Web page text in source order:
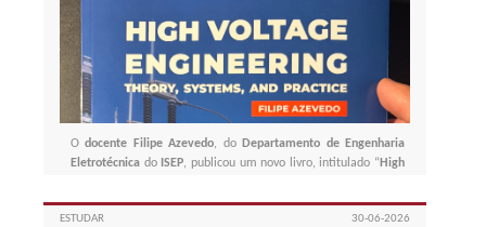
Odocente Filipe Azevedo, do Departamento de Engenharia
Eletrotécnica do ISEP, publicou um novo livro, intitulado “ High
ESTUDAR 30-06-2026